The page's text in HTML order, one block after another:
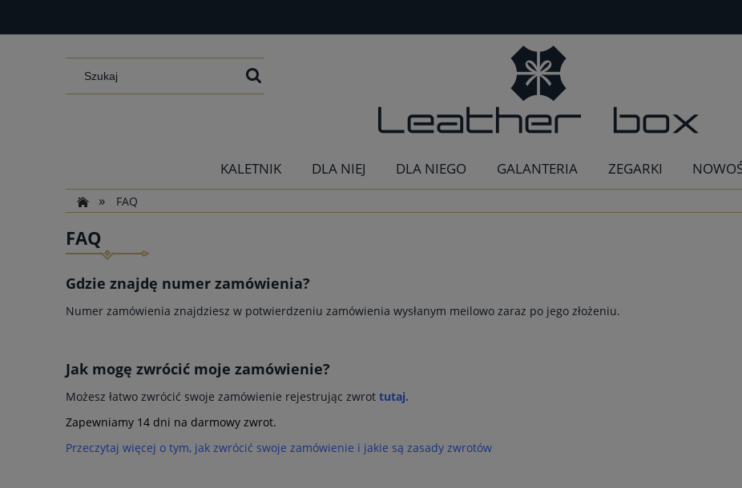
KALETNIK DLA NIEJ DLA NIEGO GALANTERIA ZEGARKI
»
FAQ
FAQ
Gdzie znajdę numer zamówienia?
Numer zamówienia znajdziesz w potwierdzeniu zamówienia wysłanym meilowo zaraz po jego złożeniu.
Jak mogę zwrócić moje zamówienie?
Możesz łatwo zwrócić swoje zamówienie rejestrując zwrot tutaj.
Zapewniamy 14 dni na darmowy zwrot.
Przeczytaj więcej o tym, jak zwrócić swoje zamówienie i jakie są zasady zwrotów